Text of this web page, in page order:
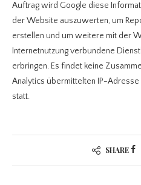
Auftrag wird Google diese
der Website auszuwerten, um
erstellen und um weitere mit der
Internetnutzung verbundene
erbringen. Es findet keine
Analytics übermittelten IP-
statt.
SHARE